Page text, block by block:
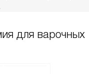
для варочных